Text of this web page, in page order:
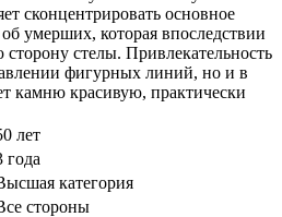
сконцентрировать основное
умерших, которая впоследствии
сторону стелы. Привлекательность
фигурных линий, но и в
камню красивую, практически
лет
года
категория
стороны